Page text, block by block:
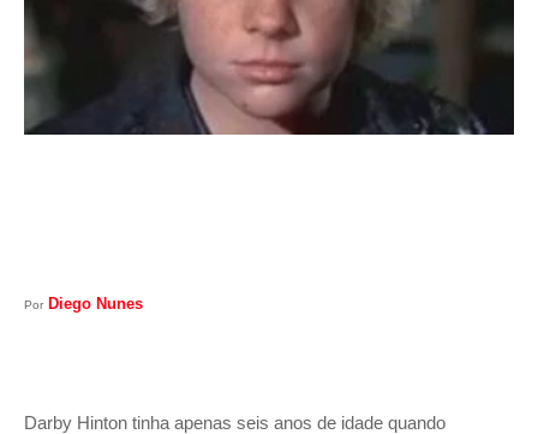
Por Diego Nunes
Darby Hinton tinha apenas seis anos de idade quando